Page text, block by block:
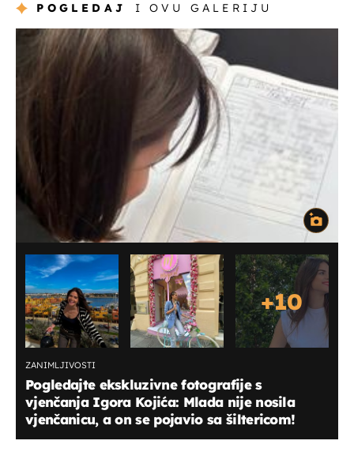
POGLEDAJ I OVU GALERIJU
+10
ZANIMLJIVOSTI
Pogledajte ekskluzivne fotografije s
vjenčanja Igora Kojića: Mlada nije nosila
vjenčanicu, a on se pojavio sa šiltericom!